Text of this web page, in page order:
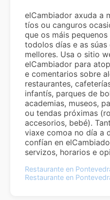
elCambiador axuda a
tíos ou canguros
que os máis
todolos días e as súas
mellores. Usa o sitio
elCambiador para
e comentarios sobre
restaurantes,
infantís, parques de
academias, museos,
ou tendas próximas
accesorios, bebé).
viaxe comoa no día a
confían en
servizos, horarios e
Restaurante en
Restaurante en